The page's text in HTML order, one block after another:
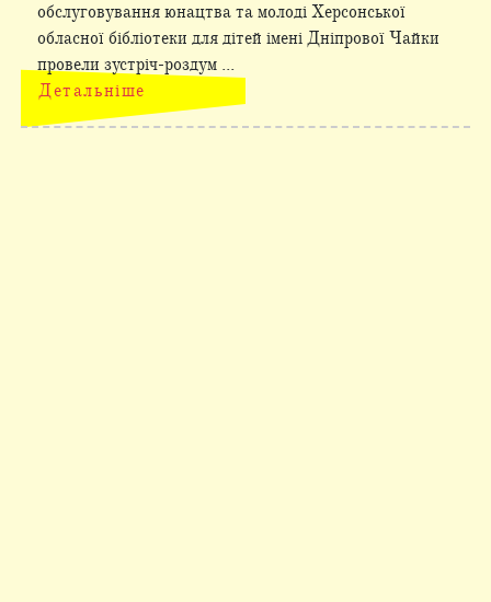
обслуговування юнацтва та молоді Херсонської
обласної бібліотеки для дітей імені Дніпрової Чайки
провели зустріч-роздум ...
Детальніше